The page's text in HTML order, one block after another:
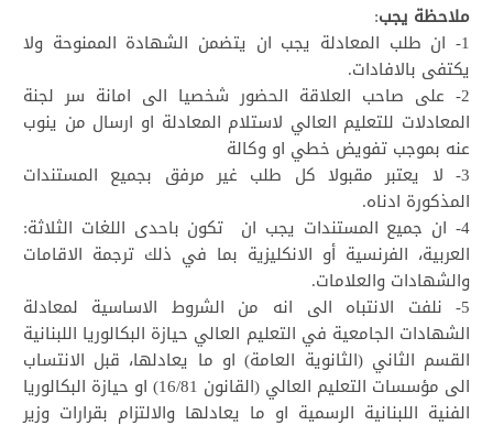
ملاحظة يجب:
1- ان طلب المعادلة يجب ان يتضمن الشهادة الممنوحة ولا
يكتفى بالافادات.
2- على صاحب العلاقة الحضور شخصيا الى امانة سر لجنة
المعادلات للتعليم العالي لاستلام المعادلة او ارسال من ينوب
عنه بموجب تفويض خطي او وكالة
3- لا يعتبر مقبولا كل طلب غير مرفق بجميع المستندات
المذكورة ادناه.
4- ان جميع المستندات يجب ان تكون باحدى اللغات الثلاثة:
العربية، الفرنسية أو الانكليزية بما في ذلك ترجمة الاقامات
والشهادات والعلامات.
5- نلفت الانتباه الى انه من الشروط الاساسية لمعادلة
الشهادات الجامعية في التعليم العالي حيازة البكالوريا اللبنانية
القسم الثاني (الثانوية العامة) او ما يعادلها، قبل الانتساب
الى مؤسسات التعليم العالي (القانون 16/81) او حيازة البكالوريا
الفنية اللبنانية الرسمية او ما يعادلها والالتزام بقرارات وزير